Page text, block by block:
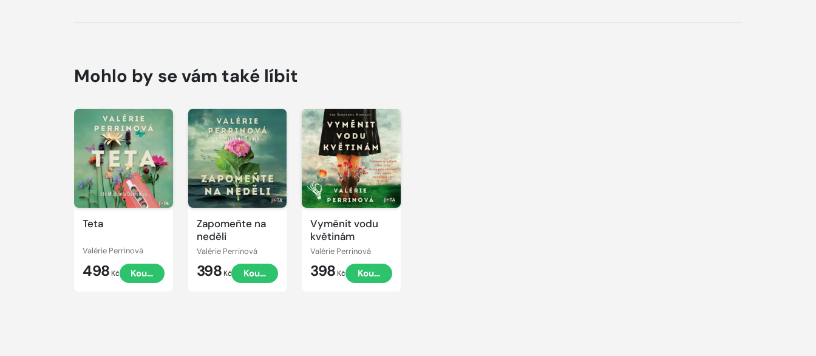
Mohlo by se vám také líbit
Teta
Valérie Perrinová
498 Kč Koupit
Přehrát
ukázku
Zapomeňte na
neděli
Valérie Perrinová
398 Kč Koupit
Přehrát
ukázku
Vyměnit vodu
květinám
Valérie Perrinová
398 Kč Koupit